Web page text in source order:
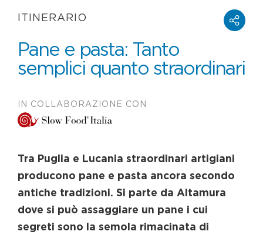
ITINERARIO
Pane e pasta: Tanto
semplici quanto straordinari
IN COLLABORAZIONE CON
Tra Puglia e Lucania straordinari artigiani
producono pane e pasta ancora secondo
antiche tradizioni. Si parte da Altamura
dove si può assaggiare un pane i cui
segreti sono la semola rimacinata di